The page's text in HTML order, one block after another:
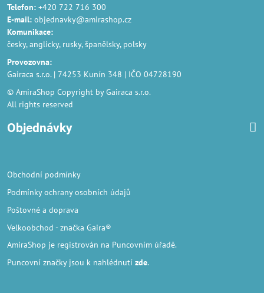
Telefon: +420 722 716 300
E-mail: objednavky@amirashop.cz
Komunikace:
česky, anglicky, rusky, španělsky, polsky
Provozovna:
Gairaca s.r.o. | 74253 Kunín 348 | IČO 04728190
© AmiraShop Copyright by Gairaca s.r.o.
All rights reserved
Objednávky
Obchodní podmínky
Podmínky ochrany osobních údajů
Poštovné a doprava
Velkoobchod - značka Gaira®
AmiraShop je registrován na Puncovním úřadě.
Puncovní značkyjsou k nahlédnutí zde.